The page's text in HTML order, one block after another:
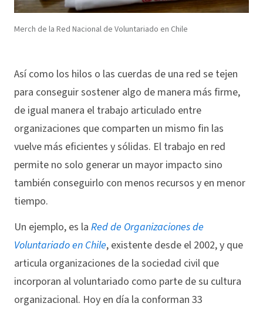
Merch de la Red Nacional de Voluntariado en Chile
Así como los hilos o las cuerdas de una red se tejen
para conseguir sostener algo de manera más firme,
de igual manera el trabajo articulado entre
organizaciones que comparten un mismo fin las
vuelve más eficientes y sólidas. El trabajo en red
permite no solo generar un mayor impacto sino
también conseguirlo con menos recursos y en menor
tiempo.
Un ejemplo, es la Red de Organizaciones de
Voluntariado en Chile, existente desde el 2002, y que
articula organizaciones de la sociedad civil que
incorporan al voluntariado como parte de su cultura
organizacional. Hoy en día la conforman 33